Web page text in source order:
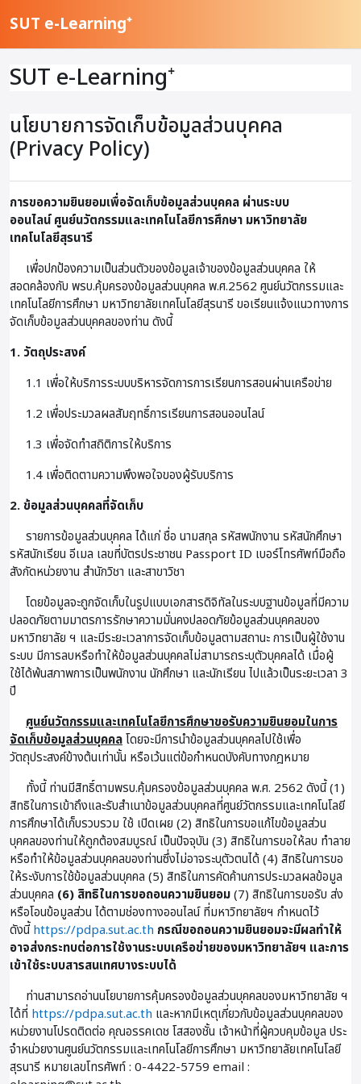
SUT e-Learning⁺
SUT e-Learning⁺
นโยบายการจัดเก็บข้อมูลส่วนบุคคล
(Privacy Policy)
การขอความยินยอมเพื่อจัดเก็บข้อมูลส่วนบุคคล ผ่านระบบ
ออนไลน์ศูนย์นวัตกรรมและเทคโนโลยีการศึกษา มหาวิทยาลัย
เทคโนโลยีสุรนารี
เพื่อปกป้องความเป็นส่วนตัวของข้อมูลเจ้าของข้อมูลส่วนบุคคล ให้
สอดคล้องกับ พรบ.คุ้มครองข้อมูลส่วนบุคคล พ.ศ.2562 ศูนย์นวัตกรรมและ
เทคโนโลยีการศึกษา มหาวิทยาลัยเทคโนโลยีสุรนารี ขอเรียนแจ้งแนวทางการ
จัดเก็บข้อมูลส่วนบุคคลของท่าน ดังนี้
1. วัตถุประสงค์
1.1 เพื่อให้บริการระบบบริหารจัดการการเรียนการสอนผ่านเครือข่าย
1.2 เพื่อประมวลผลสัมฤทธิ์การเรียนการสอนออนไลน์
1.3 เพื่อจัดทำสถิติการให้บริการ
1.4 เพื่อติดตามความพึงพอใจของผู้รับบริการ
2. ข้อมูลส่วนบุคคลที่จัดเก็บ
รายการข้อมูลส่วนบุคคล ได้แก่ ชื่อ นามสกุล รหัสพนักงาน รหัสนักศึกษา
รหัสนักเรียน อีเมล เลขที่บัตรประชาชน Passport ID เบอร์โทรศัพท์มือถือ
สังกัดหน่วยงาน สำนักวิชา และสาขาวิชา
โดยข้อมูลจะถูกจัดเก็บในรูปแบบเอกสารดิจิทัลในระบบฐานข้อมูลที่มีความ
ปลอดภัยตามมาตรการรักษาความมั่นคงปลอดภัยข้อมูลส่วนบุคคลของ
มหาวิทยาลัย ฯ และมีระยะเวลาการจัดเก็บข้อมูลตามสถานะ การเป็นผู้ใช้งาน
ระบบ มีการลบหรือทำให้ข้อมูลส่วนบุคคลไม่สามารถระบุตัวบุคคลได้ เมื่อผู้
ใช้ได้พ้นสภาพการเป็นพนักงาน นักศึกษา และนักเรียน ไปแล้วเป็นระยะเวลา 3
ปี
ศูนย์นวัตกรรมและเทคโนโลยีการศึกษาขอรับความยินยอมในการ
จัดเก็บข้อมูลส่วนบุคคลโดยจะมีการนำข้อมูลส่วนบุคคลไปใช้เพื่อ
วัตถุประสงค์ข้างต้นเท่านั้น หรือเว้นแต่ข้อกำหนดบังคับทางกฎหมาย
ทั้งนี้ ท่านมีสิทธิ์ตามพรบ.คุ้มครองข้อมูลส่วนบุคคล พ.ศ. 2562 ดังนี้ (1)
สิทธิในการเข้าถึงและรับสำเนาข้อมูลส่วนบุคคลที่ศูนย์วัตกรรมและเทคโนโลยี
การศึกษาได้เก็บรวบรวม ใช้ เปิดเผย (2) สิทธิในการขอแก้ไขข้อมูลส่วน
บุคคลของท่านให้ถูกต้องสมบูรณ์ เป็นปัจจุบัน (3) สิทธิในการขอให้ลบ ทำลาย
หรือทำให้ข้อมูลส่วนบุคคลของท่านซึ่งไม่อาจระบุตัวตนได้ (4) สิทธิในการขอ
ให้ระงับการใช้ข้อมูลส่วนบุคคล (5) สิทธิในการคัดค้านการประมวลผลข้อมูล
ส่วนบุคคล (6) สิทธิในการขอถอนความยินยอม(7) สิทธิในการขอรับ ส่ง
หรือโอนข้อมูลส่วน ได้ตามช่องทางออนไลน์ ที่มหาวิทยาลัยฯ กำหนดไว้
ดังนี้ https://pdpa.sut.ac.th กรณีขอถอนความยินยอมจะมีผลทำให้
อาจส่งกระทบต่อการใช้งานระบบเครือข่ายของมหาวิทยาลัยฯ และการ
เข้าใช้ระบบสารสนเทศบางระบบได้
ท่านสามารถอ่านนโยบายการคุ้มครองข้อมูลส่วนบุคคลของมหาวิทยาลัย ฯ
ได้ที่ https://pdpa.sut.ac.th และหากมีเหตุเกี่ยวกับข้อมูลส่วนบุคคลของ
หน่วยงานโปรดติดต่อ คุณอรรคเดช โสสองชั้น เจ้าหน้าที่ผู้ควบคุมข้อมูล ประ
จําหน่วยงานศูนย์นวัตกรรมและเทคโนโลยีการศึกษา มหาวิทยาลัยเทคโนโลยี
สุรนารี หมายเลขโทรศัพท์ : 0-4422-5759 email :